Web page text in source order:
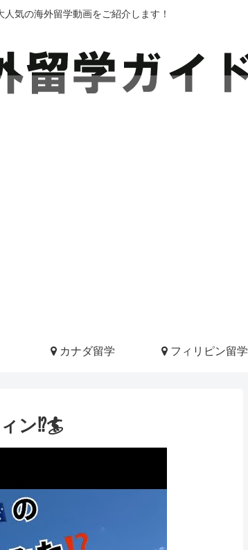
人気の海外留学動画をご紹介します！
カナダ留学 フィリピン留学
ン⁉️🏄